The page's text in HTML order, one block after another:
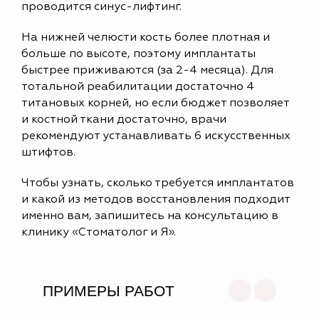
проводится синус-лифтинг.
На нижней челюсти кость более плотная и
больше по высоте, поэтому имплантаты
быстрее приживаются (за 2-4 месяца). Для
тотальной реабилитации достаточно 4
титановых корней, но если бюджет позволяет
и костной ткани достаточно, врачи
рекомендуют устанавливать 6 искусственных
штифтов.
Чтобы узнать, сколько требуется имплантатов
и какой из методов восстановления подходит
именно вам, запишитесь на консультацию в
клинику «Стоматолог и Я».
ПРИМЕРЫ РАБОТ